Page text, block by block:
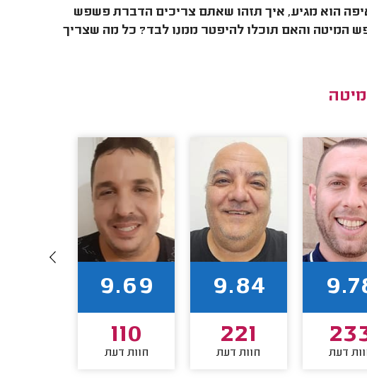
הוא מגיע, איך תזהו שאתם צריכים הדברת פשפש
והאם תוכלו להיפטר ממנו לבד? כל מה שצריך
דעת
9.84
221
חוות דעת
9.69
110
חוות דעת